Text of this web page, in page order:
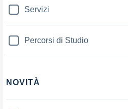
Servizi
Percorsi di Studio
NOVITÀ